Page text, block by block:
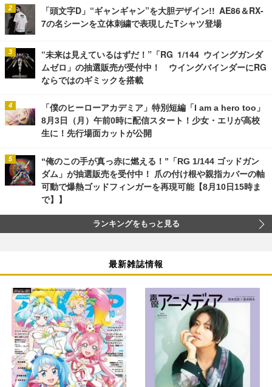
「頭文字D」“ギャンギャン”を大胆デザイン!! AE86＆RX-
7の名シーンを立体刺繍で表現したTシャツ登場
“未来は見えているはずだ！”「RG 1/144 ウイングガンダ
ムゼロ」の抽選販売が受付中！ ウイングバインダーにRG
ならではのギミックを搭載
「僕のヒーローアカデミア」特別短編「I am a hero too」
8月3日（月）午前0時に配信スタート！少女・エリが高校
生に！先行場面カットが公開
“俺のこの手が真っ赤に燃える！”「RG 1/144 ゴッドガン
ダム」が抽選販売を受付中！ 爪の付け根や親指カバーの軸
可動で爆熱ゴッドフィンガーを再現可能【8月10日15時ま
で】】
ランキングをもっと見る
最新雑誌情報